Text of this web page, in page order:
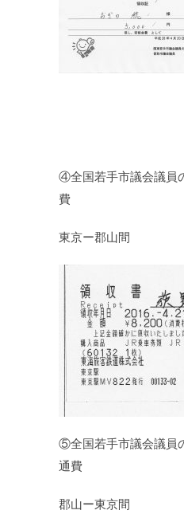
④全国若手市議会議員
費
東京ー郡山間
⑤全国若手市議会議員
通費
郡山ー東京間